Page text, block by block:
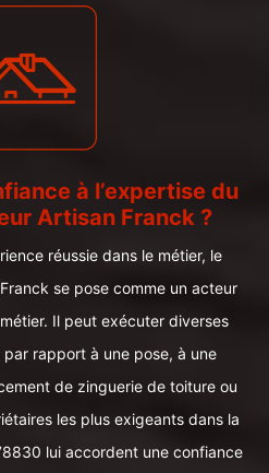
à l’expertise du
Artisan Franck ?
réussie dans le métier, le
se pose comme un acteur
Il peut exécuter diverses
rapport à une pose, à une
de zinguerie de toiture ou
les plus exigeants dans la
lui accordent une confiance